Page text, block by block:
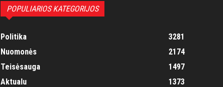
POPULIARIOS KATEGORIJOS
Politika
3281
Nuomonės
2174
Teisėsauga
1497
Aktualu
1373